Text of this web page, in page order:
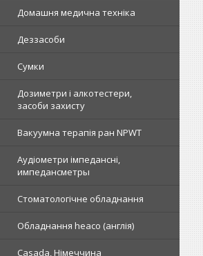
Домашня медична техніка
Деззасоби
Сумки
Дозиметри і алкотестери,
засоби захисту
Вакуумна терапія ран NPWT
Аудіометри імпедансні,
импедансметры
Стоматологічне обладнання
Обладнання heaco (англія)
Casada, Німеччина